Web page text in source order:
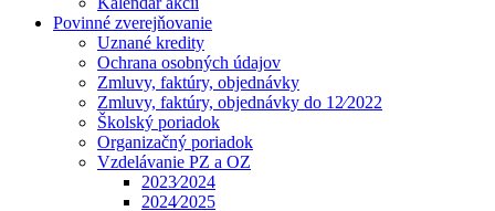
Povinné zverejňovanie
Uznané kredity
Ochrana osobných údajov
Zmluvy, faktúry, objednávky
Zmluvy, faktúry, objednávky do 12⁄2022
Školský poriadok
Organizačný poriadok
Vzdelávanie PZ a OZ
2023⁄2024
2024⁄2025